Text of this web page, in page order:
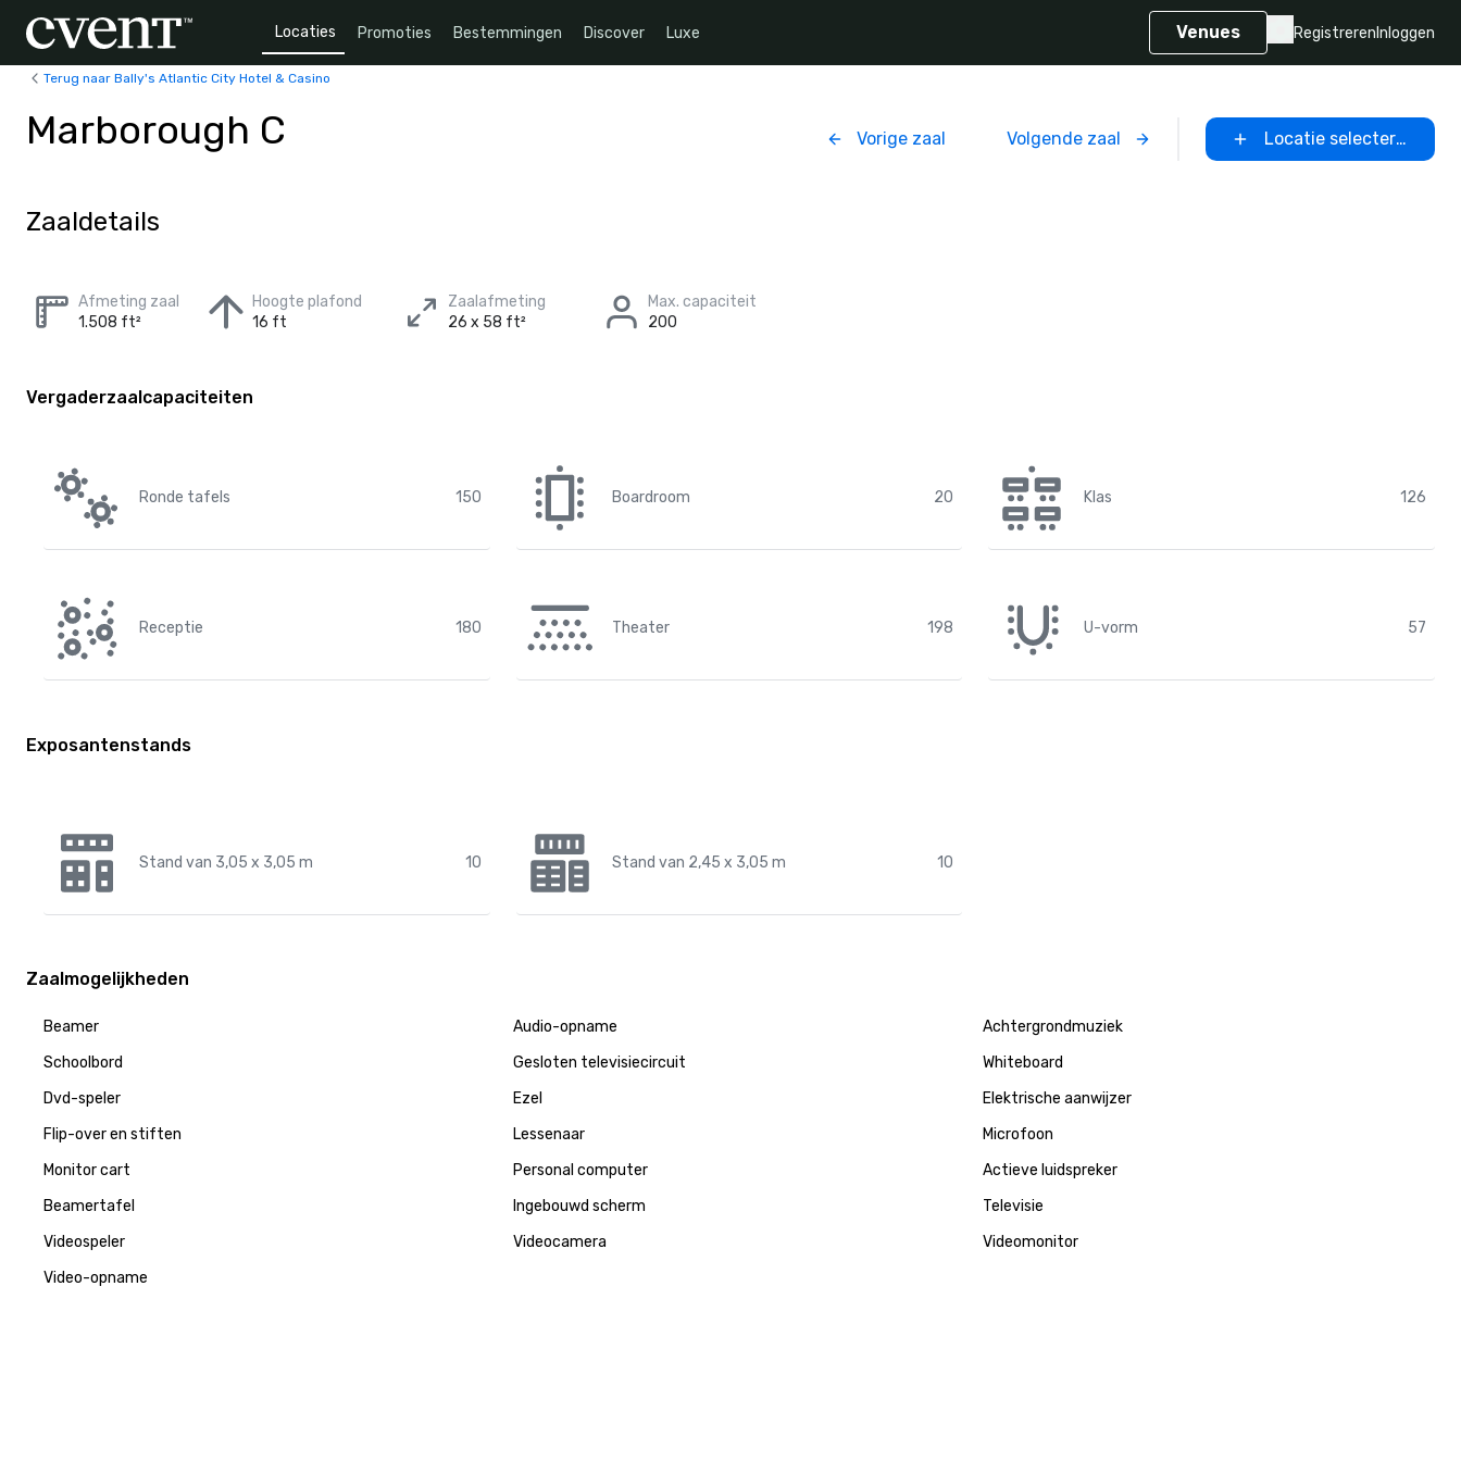
Locaties Promoties Bestemmingen Discover Luxe Venues Registreren Inloggen
Terug naar Bally's Atlantic City Hotel & Casino
Marborough C Vorige zaal Volgende zaal Locatie selecteren
Zaaldetails
Afmeting zaal
1.508 ft²
Hoogte plafond
16 ft
Zaalafmeting
26 x 58 ft²
Max. capaciteit
200
Vergaderzaalcapaciteiten
Ronde tafels 150 Boardroom 20 Klas 126
Receptie 180 Theater 198 U-vorm 57
Exposantenstands
Stand van 3,05 x 3,05 m 10 Stand van 2,45 x 3,05 m 10
Zaalmogelijkheden
Beamer Audio-opname
Achtergrondmuziek
Schoolbord
Gesloten televisiecircuit
Whiteboard
Dvd-speler
Ezel
Elektrische aanwijzer
Flip-over en stiften
Lessenaar
Microfoon
Monitor cart
Personal computer
Actieve luidspreker
Beamertafel
Ingebouwd scherm
Televisie
Videospeler
Videocamera
Videomonitor
Video-opname